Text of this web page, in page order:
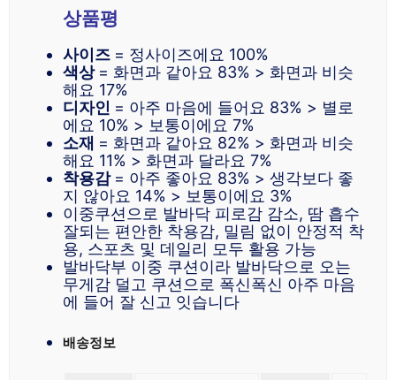
상품평
사이즈 = 정사이즈에요 100%
색상 = 화면과 같아요 83% > 화면과 비슷
해요 17%
디자인 = 아주 마음에 들어요 83% > 별로
에요 10% > 보통이에요 7%
소재 = 화면과 같아요 82% > 화면과 비슷
해요 11% > 화면과 달라요 7%
착용감 = 아주 좋아요 83% > 생각보다 좋
지 않아요 14% > 보통이에요 3%
이중쿠션으로 발바닥 피로감 감소, 땀 흡수
잘되는 편안한 착용감, 밀림 없이 안정적 착
용, 스포츠 및 데일리 모두 활용 가능
발바닥부 이중 쿠션이라 발바닥으로 오는
무게감 덜고 쿠션으로 폭신폭신 아주 마음
에 들어 잘 신고 잇습니다
배송정보